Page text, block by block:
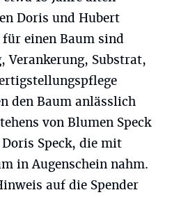
Doris und Hubert
für einen Baum sind
Verankerung, Substrat,
den Baum anlässlich
von Blumen Speck
Speck, die mit
in Augenschein nahm.
auf die Spender